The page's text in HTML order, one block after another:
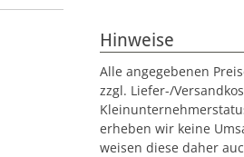
Hinweise
Alle angegebenen
zzgl. Liefer-/
erheben wir keine
weisen diese daher